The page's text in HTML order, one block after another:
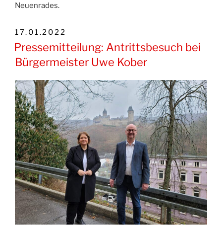
Neuenrades.
VERÖFFENTLICHT
AM
17.01.2022
Pressemitteilung: Antrittsbesuch bei
Bürgermeister Uwe Kober